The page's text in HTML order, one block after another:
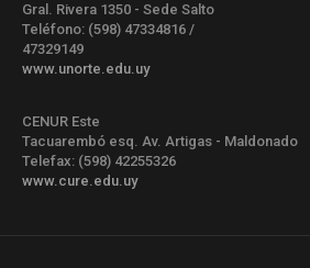
Gral. Rivera 1350 - Sede Salto
Teléfono: (598) 47334816 /
47329149
www.unorte.edu.uy
CENUR Este
Tacuarembó esq. Av. Artigas - Maldonado
Telefax: (598) 42255326
www.cure.edu.uy